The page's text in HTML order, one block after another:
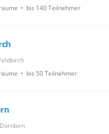
• bis 140 Teilnehmer
• bis 50 Teilnehmer